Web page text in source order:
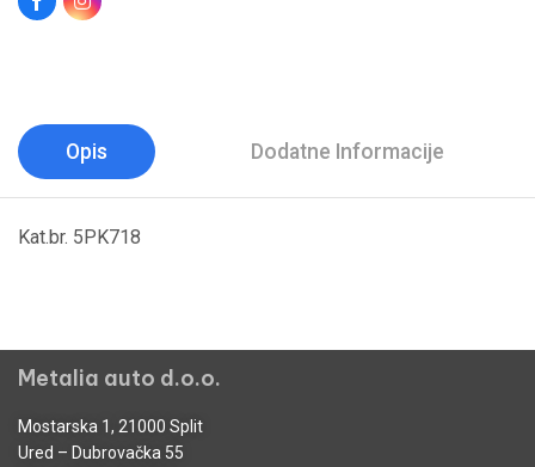
Opis Dodatne Informacije
Kat.br. 5PK718
Metalia auto d.o.o.
Mostarska 1, 21000 Split
Ured – Dubrovačka 55